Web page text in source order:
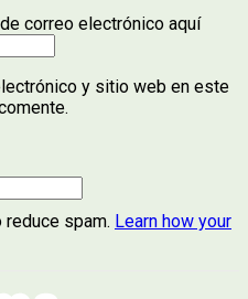
correo electrónico aquí
y sitio web en este
spam. Learn how your